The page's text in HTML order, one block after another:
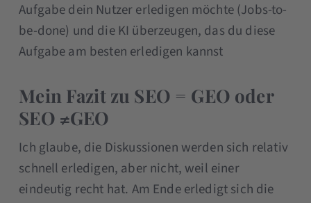
Aufgabe dein Nutzer erledigen möchte (Jobs-to-
be-done) und die KI überzeugen, das du diese
Aufgabe am besten erledigen kannst
Mein Fazit zu SEO = GEO oder
SEO ≠GEO
Ich glaube, die Diskussionen werden sich relativ
schnell erledigen, aber nicht, weil einer
eindeutig recht hat. Am Ende erledigt sich die